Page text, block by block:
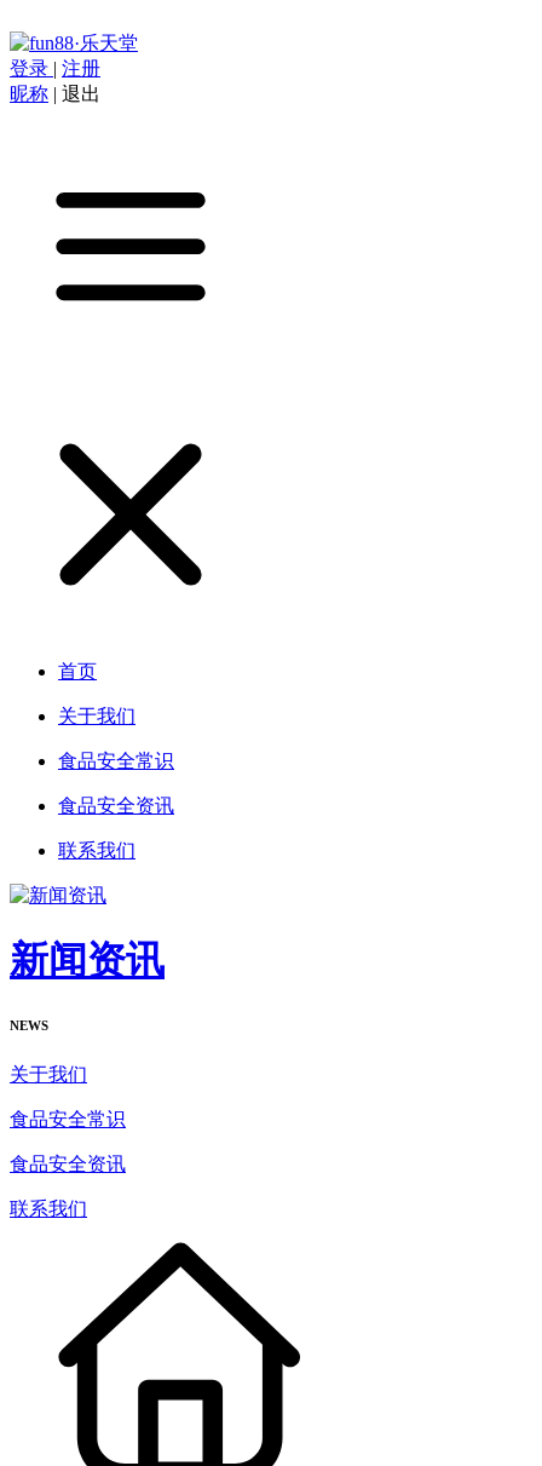
登录 | 注册
昵称 | 退出
首页
关于我们
食品安全常识
食品安全资讯
联系我们
新闻资讯
NEWS
关于我们
食品安全常识
食品安全资讯
联系我们